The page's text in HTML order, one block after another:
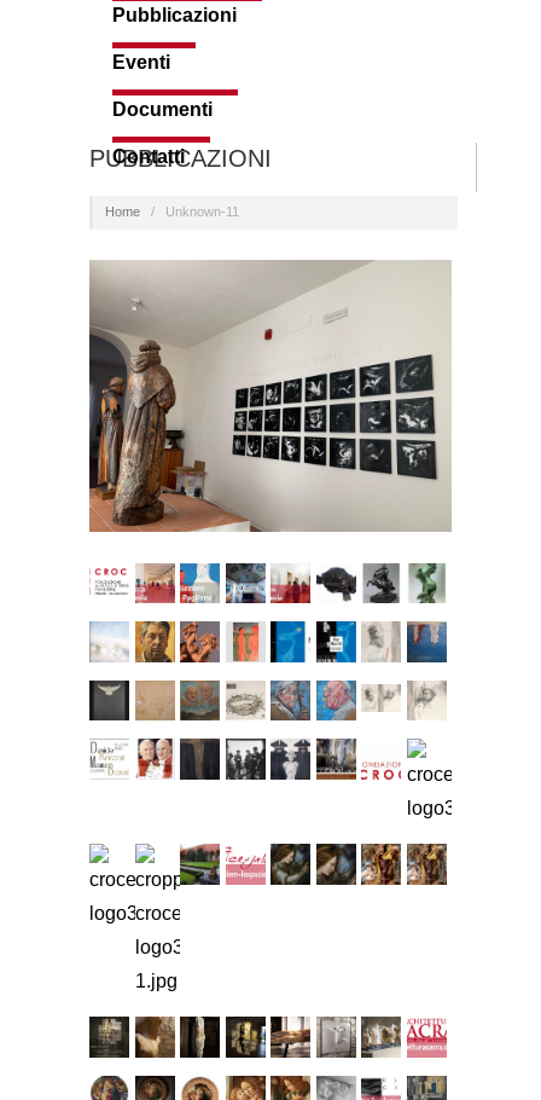
Pubblicazioni
Eventi
Documenti
Contatti
PUBBLICAZIONI
Home / Unknown-11